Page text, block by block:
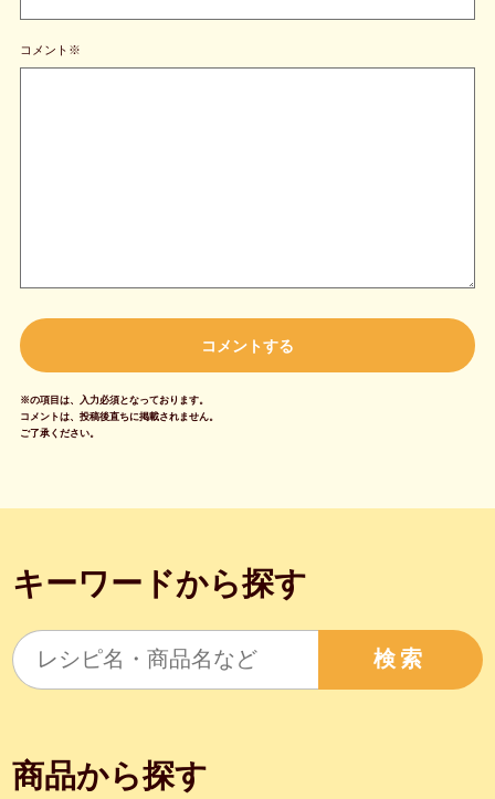
コメント※
※の項目は、入力必須となっております。
コメントは、投稿後直ちに掲載されません。
ご了承ください。
キーワードから探す
検索
商品から探す